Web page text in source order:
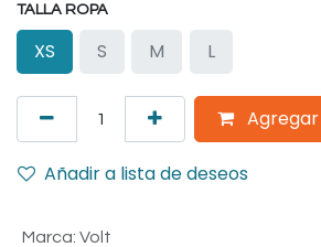
TALLA ROPA
XS S M L
Añadir a lista de deseos
Marca: Volt